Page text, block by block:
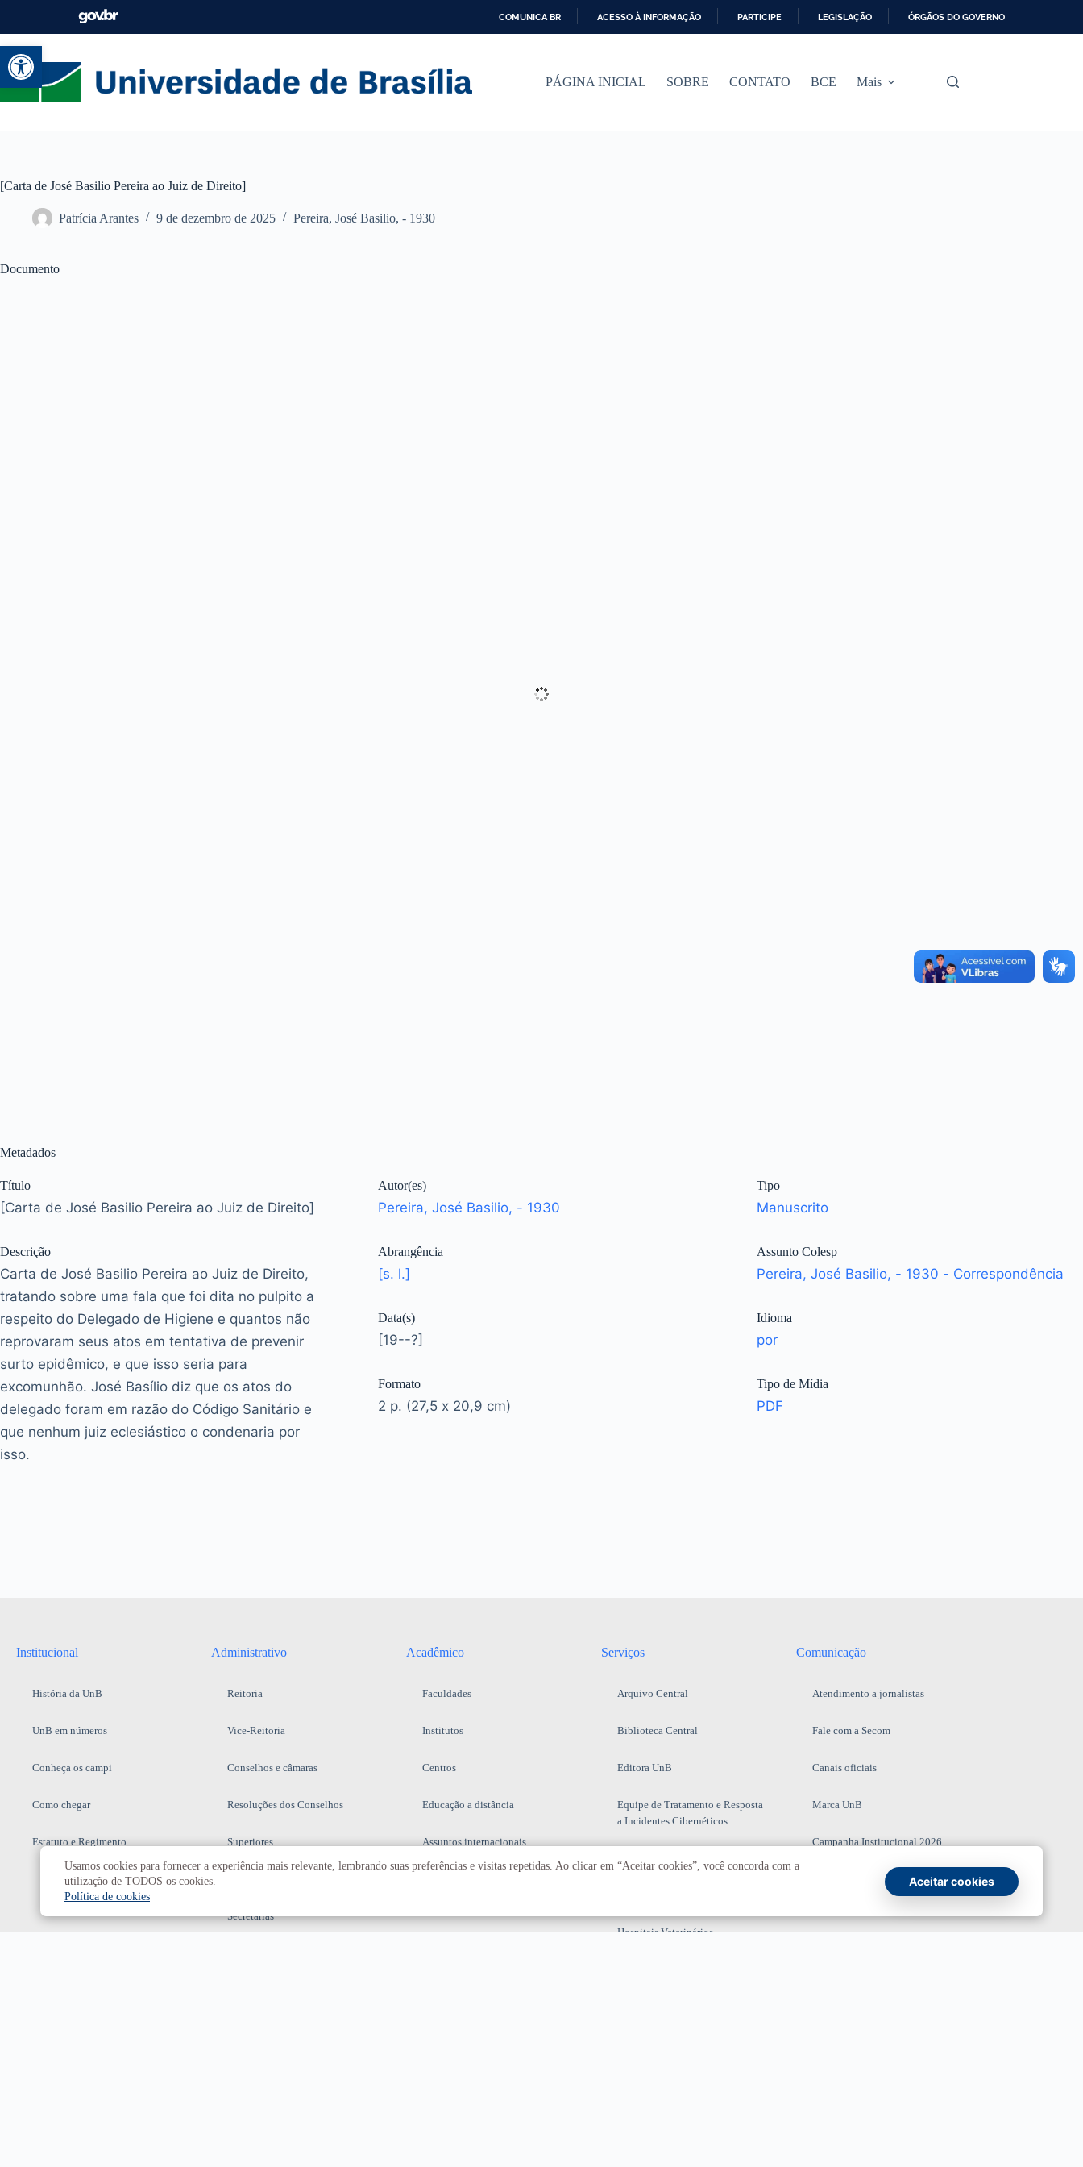
Abrir a barra de ferramentas
A
COMUNICA BR ACESSO À INFORMAÇÃO PARTICIPE LEGISLAÇÃO ÓRGÃOS DO GOVERNO
PÁGINA INICIAL SOBRE CONTATO BCE Mais
[Carta de José Basilio Pereira ao Juiz de Direito]
Patrícia Arantes 9 de dezembro de 2025 Pereira, José Basilio, - 1930
Documento
Metadados
Título
[Carta de José Basilio Pereira ao Juiz de Direito]
Descrição
Carta de José Basilio Pereira ao Juiz de Direito,
tratando sobre uma fala que foi dita no pulpito a
respeito do Delegado de Higiene e quantos não
reprovaram seus atos em tentativa de prevenir
surto epidêmico, e que isso seria para
excomunhão. José Basílio diz que os atos do
delegado foram em razão do Código Sanitário e
que nenhum juiz eclesiástico o condenaria por
isso.
Autor(es)
Pereira, José Basilio, - 1930
Abrangência
[s. l.]
Data(s)
[19--?]
Formato
2 p. (27,5 x 20,9 cm)
Tipo
Manuscrito
Assunto Colesp
Pereira, José Basilio, - 1930 - Correspondência
Idioma
por
Tipo de Mídia
PDF
Institucional
História da UnB
UnB em números
Conheça os campi
Como chegar
Estatuto e Regimento
Administrativo
Reitoria
Vice-Reitoria
Conselhos e câmaras
Resoluções dos Conselhos
Superiores
Secretarias
Acadêmico
Faculdades
Institutos
Centros
Educação a distância
Assuntos internacionais
Serviços
Arquivo Central
Biblioteca Central
Editora UnB
Equipe de Tratamento e Resposta
a Incidentes Cibernéticos
Hospitais Veterinários
Comunicação
Atendimento a jornalistas
Fale com a Secom
Canais oficiais
Marca UnB
Campanha Institucional 2026
Usamos cookies para fornecer a experiência mais relevante, lembrando suas preferências e visitas repetidas. Ao clicar em “Aceitar cookies”, você concorda com a
utilização de TODOS os cookies.
Política de cookies
Aceitar cookies